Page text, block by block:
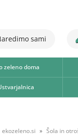
sami
zeleno doma
ekozeleno.si Šola in